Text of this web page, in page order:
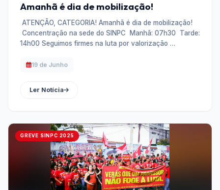
Amanhã é dia de mobilização!
ATENÇÃO, CATEGORIA! Amanhã é dia de mobilização!
Concentração na sede do SINPC Manhã: 07h30 Tarde:
14h00 Seguimos firmes na luta por valorização …
19 de Junho
Ler Notícia
GREVE SINPC 2025